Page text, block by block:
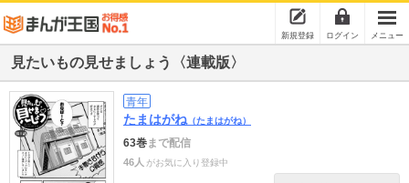
新規登録 ログイン メニュー
見たいもの見せましょう〈連載版〉
青年
たまはがね （たまはがね）
63巻まで配信
46人 がお気に入り登録中